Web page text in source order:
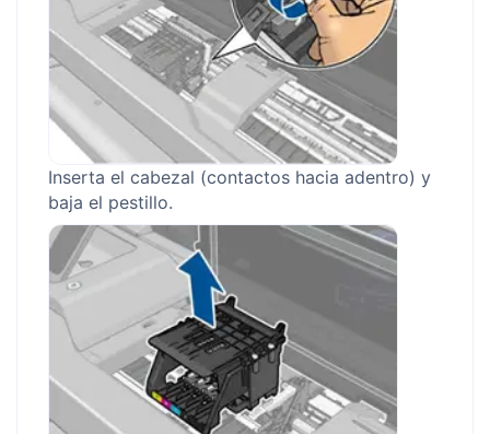
Inserta el cabezal (contactos hacia adentro) y
baja el pestillo.